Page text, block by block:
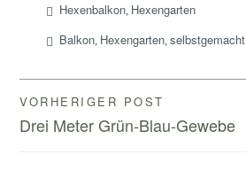
Hexenbalkon, Hexengarten
Balkon, Hexengarten,selbstgemacht
Beitragsnavigation
VORHERIGER POST
Drei Meter Grün-Blau-Gewebe